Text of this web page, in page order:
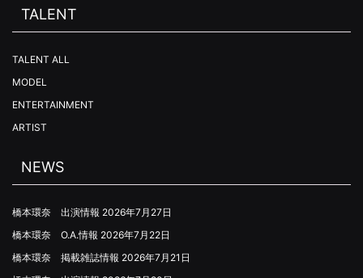
TALENT
TALENT ALL
MODEL
ENTERTAINMENT
ARTIST
NEWS
橋本環奈 出演情報 2026年7月27日
橋本環奈 O.A.情報 2026年7月22日
橋本環奈 掲載雑誌情報 2026年7月21日